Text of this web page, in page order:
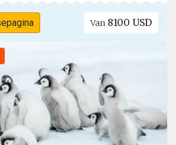
Van 8100 USD